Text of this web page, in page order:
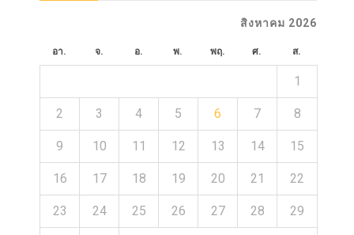
สิงหาคม 2026
อา. จ. อ. พ. พฤ. ศ. ส.
1
2 3 4 5 6 7 8
9 10 11 12 13 14 15
16 17 18 19 20 21 22
23 24 25 26 27 28 29